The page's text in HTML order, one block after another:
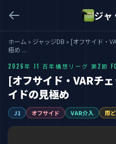
ジャ
ホーム » ジャッジDB » [オフサイド・
極め ...
2026年 J1 百年構想リーグ 第2節
[オフサイド・VARチ
イドの見極め
J1 オフサイド VAR介入 際